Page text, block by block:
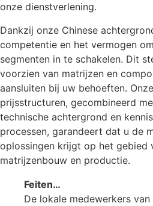
onze dienstverlening.
Dankzij onze Chinese
competentie en het vermogen
segmenten in te schakelen. Dit
voorzien van matrijzen en
aansluiten bij uw behoeften.
prijsstructuren, gecombineerd
technische achtergrond en
processen, garandeert dat u de
oplossingen krijgt op het gebied
matrijzenbouw en productie.
Feiten…
De lokale medewerkers